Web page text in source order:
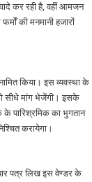
कर रही है, वहीं आमजन
की मनमानी हजारों
किया। इस व्यवस्था के
सीधे मांग भेजेंगी। इसके
पारिश्रमिक का भुगतान
करायेगा।
पत्र लिख इस वेण्डर के